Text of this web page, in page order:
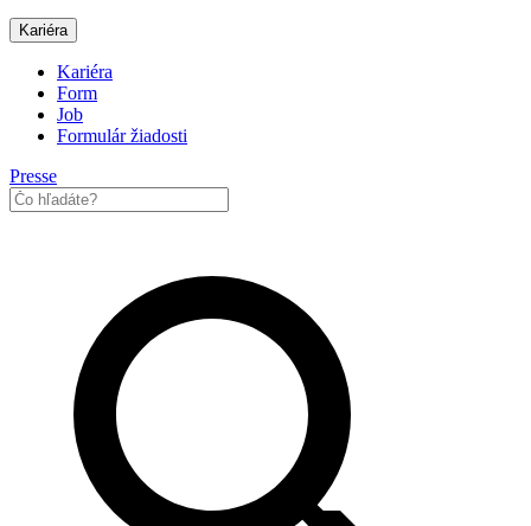
Kariéra
Kariéra
Form
Job
Formulár žiadosti
Presse